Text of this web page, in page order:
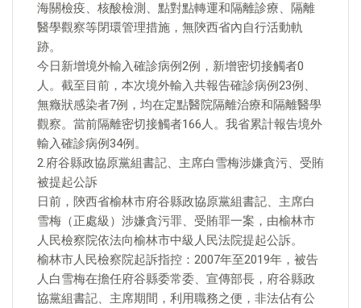
海關檢疫、核酸檢測、點對點轉運和隔離診療、隔離
醫學觀察等閉環管理措施，無陝西省內自行活動軌
跡。
今日新增境外輸入確診病例2例，新增密切接觸者0
人。截至目前，本次境外輸入共報告確診病例23例、
無癥狀感染者7例，均在定點醫院隔離治療和隔離醫學
觀察。當前隔離密切接觸者166人。我省累計報告境外
輸入確診病例34例。
2.府谷縣政協原黨組書記、主席白雪梅涉嫌貪污、受賄
被提起公訴
日前，陝西省榆林市府谷縣政協原黨組書記、主席白
雪梅（正處級）涉嫌貪污罪、受賄罪一案，由榆林市
人民檢察院依法向榆林市中級人民法院提起公訴。
榆林市人民檢察院起訴指控：2007年至2019年，被告
人白雪梅在擔任府谷縣委常委、宣傳部長，府谷縣政
協黨組書記、主席期間，利用職務之便，非法佔有公